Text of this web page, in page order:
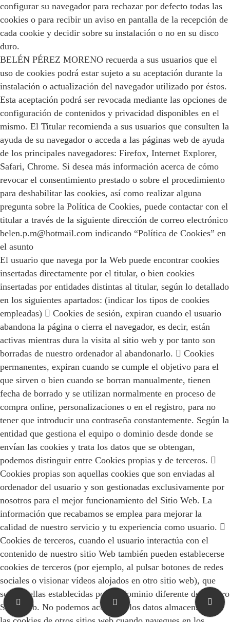
configurar su navegador para rechazar por defecto todas las
cookies o para recibir un aviso en pantalla de la recepción de
cada cookie y decidir sobre su instalación o no en su disco
duro.
BELÉN PÉREZ MORENO recuerda a sus usuarios que el
uso de cookies podrá estar sujeto a su aceptación durante la
instalación o actualización del navegador utilizado por éstos.
Esta aceptación podrá ser revocada mediante las opciones de
configuración de contenidos y privacidad disponibles en el
mismo. El Titular recomienda a sus usuarios que consulten la
ayuda de su navegador o acceda a las páginas web de ayuda
de los principales navegadores: Firefox, Internet Explorer,
Safari, Chrome. Si desea más información acerca de cómo
revocar el consentimiento prestado o sobre el procedimiento
para deshabilitar las cookies, así como realizar alguna
pregunta sobre la Política de Cookies, puede contactar con el
titular a través de la siguiente dirección de correo electrónico
belen.p.m@hotmail.com indicando “Política de Cookies” en
el asunto
El usuario que navega por la Web puede encontrar cookies
insertadas directamente por el titular, o bien cookies
insertadas por entidades distintas al titular, según lo detallado
en los siguientes apartados: (indicar los tipos de cookies
empleadas)  Cookies de sesión, expiran cuando el usuario
abandona la página o cierra el navegador, es decir, están
activas mientras dura la visita al sitio web y por tanto son
borradas de nuestro ordenador al abandonarlo.  Cookies
permanentes, expiran cuando se cumple el objetivo para el
que sirven o bien cuando se borran manualmente, tienen
fecha de borrado y se utilizan normalmente en proceso de
compra online, personalizaciones o en el registro, para no
tener que introducir una contraseña constantemente. Según la
entidad que gestiona el equipo o dominio desde donde se
envían las cookies y trata los datos que se obtengan,
podemos distinguir entre Cookies propias y de terceros. 
Cookies propias son aquellas cookies que son enviadas al
ordenador del usuario y son gestionadas exclusivamente por
nosotros para el mejor funcionamiento del Sitio Web. La
información que recabamos se emplea para mejorar la
calidad de nuestro servicio y tu experiencia como usuario. 
Cookies de terceros, cuando el usuario interactúa con el
contenido de nuestro sitio Web también pueden establecerse
cookies de terceros (por ejemplo, al pulsar botones de redes
sociales o visionar vídeos alojados en otro sitio web), que
son aquellas establecidas por un dominio diferente de nuestro
Sitio Web. No podemos acceder a los datos almacenados en